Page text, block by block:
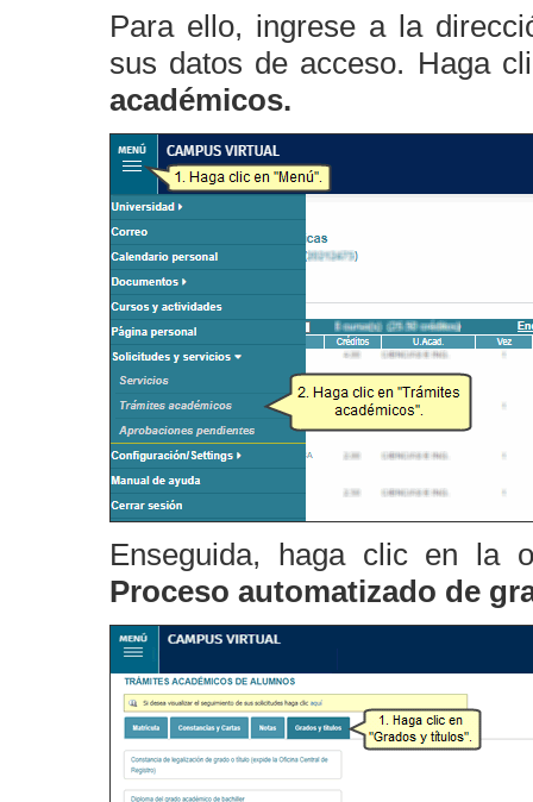
Para ello, ingrese a la
sus datos de acceso. Haga
académicos.
Enseguida, haga clic en la
Proceso automatizado de